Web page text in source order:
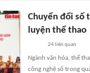
Chuyển đổi số
luyện thể thao
24 liên quan
Ngành văn hóa, thể
công nghệ số trong